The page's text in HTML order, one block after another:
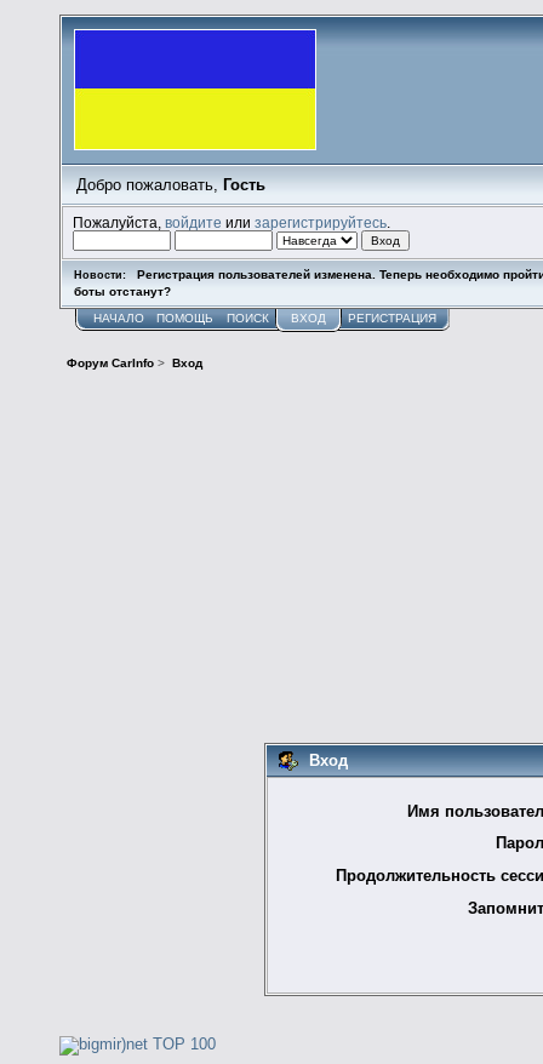
Добро пожаловать, Гость
Пожалуйста,войдите илизарегистрируйтесь
Новости:
Регистрация пользователей изменена. Теперь необходимо
боты отстанут?
НАЧАЛО ПОМОЩЬ ПОИСК ВХОД РЕГИСТРАЦИЯ
Форум CarInfo > Вход
Вход
Имя
Продолжительность